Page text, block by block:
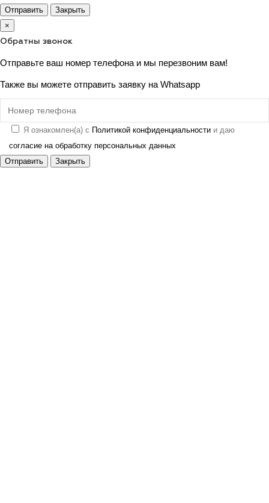
Отправить
Закрыть
×
Обратны звонок
Отправьте ваш номер телефона и мы перезвоним вам!
Также вы можете отправить заявку наWhatsapp
Я ознакомлен(а) с Политикой конфиденциальности и даю
согласие на обработку персональных данных
Отправить
Закрыть